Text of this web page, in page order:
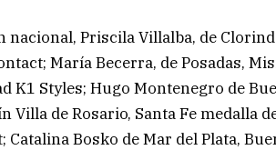
nacional, Priscila Villalba, de
María Becerra, de Posadas,
K1 Styles; Hugo Montenegro de
Villa de Rosario, Santa Fe medalla
Bosko de Mar del Plata,